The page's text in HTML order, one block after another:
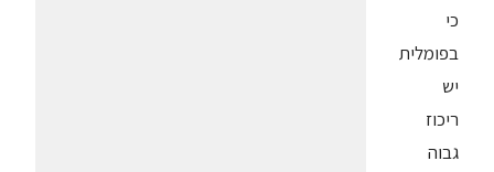
כי
בפומלית
יש
ריכוז
גבוה